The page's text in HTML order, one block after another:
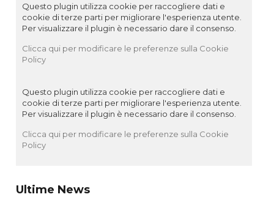
Questo plugin utilizza cookie per raccogliere dati e
cookie di terze parti per migliorare l'esperienza utente.
Per visualizzare il plugin è necessario dare il consenso.
Clicca qui per modificare le preferenze sulla Cookie
Policy
Questo plugin utilizza cookie per raccogliere dati e
cookie di terze parti per migliorare l'esperienza utente.
Per visualizzare il plugin è necessario dare il consenso.
Clicca qui per modificare le preferenze sulla Cookie
Policy
Ultime News